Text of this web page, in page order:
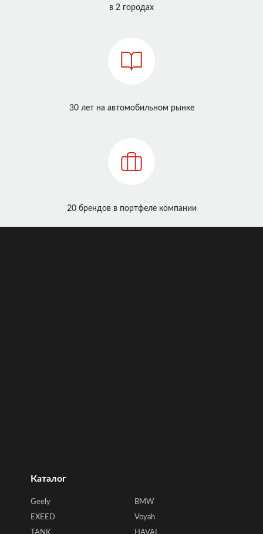
в 2 городах
30 лет на автомобильном рынке
20 брендов в портфеле компании
Каталог
Geely
BMW
EXEED
Voyah